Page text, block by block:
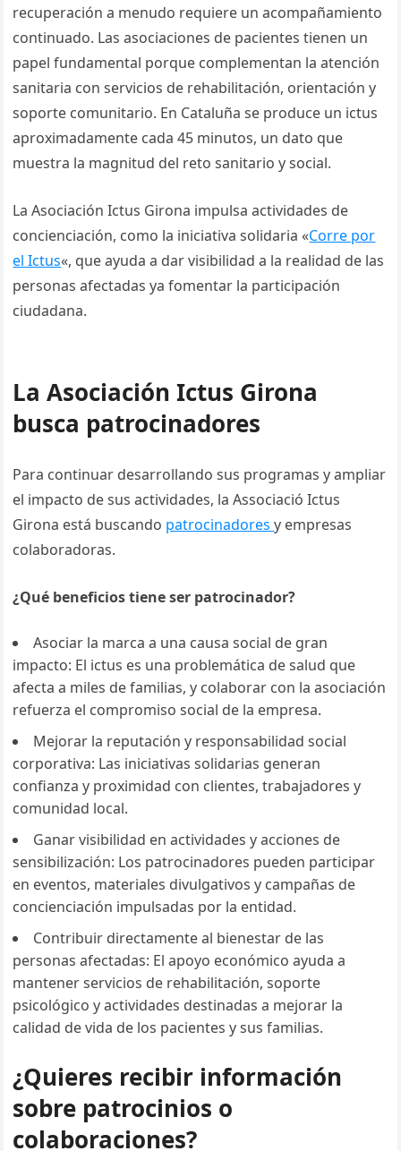
recuperación a menudo requiere un acompañamiento
continuado. Las asociaciones de pacientes tienen un
papel fundamental porque complementan la atención
sanitaria con servicios de rehabilitación, orientación y
soporte comunitario. En Cataluña se produce un ictus
aproximadamente cada 45 minutos, un dato que
muestra la magnitud del reto sanitario y social.
La Asociación Ictus Girona impulsa actividades de
concienciación, como la iniciativa solidaria «Corre por
el Ictus«, que ayuda a dar visibilidad a la realidad de las
personas afectadas ya fomentar la participación
ciudadana.
La Asociación Ictus Girona
busca patrocinadores
Para continuar desarrollando sus programas y ampliar
el impacto de sus actividades, la Associació Ictus
Girona está buscando patrocinadoresy empresas
colaboradoras.
¿Qué beneficios tiene ser patrocinador?
Asociar la marca a una causa social de gran
impacto: El ictus es una problemática de salud que
afecta a miles de familias, y colaborar con la asociación
refuerza el compromiso social de la empresa.
Mejorar la reputación y responsabilidad social
corporativa: Las iniciativas solidarias generan
confianza y proximidad con clientes, trabajadores y
comunidad local.
Ganar visibilidad en actividades y acciones de
sensibilización: Los patrocinadores pueden participar
en eventos, materiales divulgativos y campañas de
concienciación impulsadas por la entidad.
Contribuir directamente al bienestar de las
personas afectadas: El apoyo económico ayuda a
mantener servicios de rehabilitación, soporte
psicológico y actividades destinadas a mejorar la
calidad de vida de los pacientes y sus familias.
¿Quieres recibir información
sobre patrocinios o
colaboraciones?